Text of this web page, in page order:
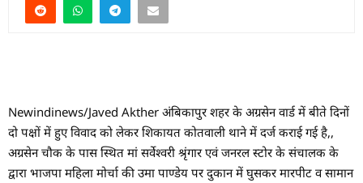
Newindinews/Javed Akther अंबिकापुर शहर के अग्रसेन वार्ड में बीते दिनों
दो पक्षों में हुए विवाद को लेकर शिकायत कोतवाली थाने में दर्ज कराई गई है,,
अग्रसेन चौक के पास स्थित मां सर्वेश्वरी श्रृंगार एवं जनरल स्टोर के संचालक के
द्वारा भाजपा महिला मोर्चा की उमा पाण्डेय पर दुकान में घुसकर मारपीट व सामान